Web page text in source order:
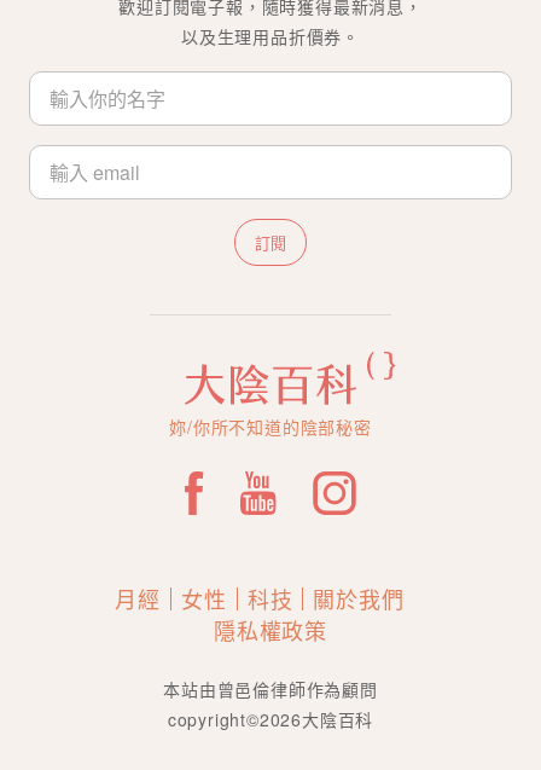
歡迎訂閱電子報，隨時獲得最新消息，
以及生理用品折價券。
訂閱
妳/你所不知道的陰部秘密
月經 女性 科技
關於我們
隱私權政策
本站由曾邑倫律師作為顧問
copyright©2026大陰百科